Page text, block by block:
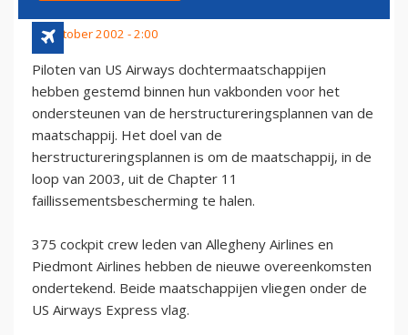
11 oktober 2002 - 2:00
Piloten van US Airways dochtermaatschappijen
hebben gestemd binnen hun vakbonden voor het
ondersteunen van de herstructureringsplannen van de
maatschappij. Het doel van de
herstructureringsplannen is om de maatschappij, in de
loop van 2003, uit de Chapter 11
faillissementsbescherming te halen.
375 cockpit crew leden van Allegheny Airlines en
Piedmont Airlines hebben de nieuwe overeenkomsten
ondertekend. Beide maatschappijen vliegen onder de
US Airways Express vlag.